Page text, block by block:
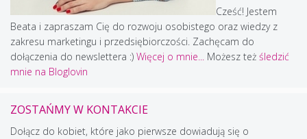
Cześć! Jestem
Beata i zapraszam Cię do rozwoju osobistego oraz wiedzy z
zakresu marketingu i przedsiębiorczości. Zachęcam do
dołączenia do newslettera :) Więcej o mnie... Możesz też śledzić
mnie na Bloglovin
ZOSTAŃMY W KONTAKCIE
Dołącz do kobiet, które jako pierwsze dowiadują się o